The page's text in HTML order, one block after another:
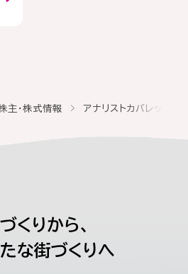
主・株式情報 アナリストカバレッジ